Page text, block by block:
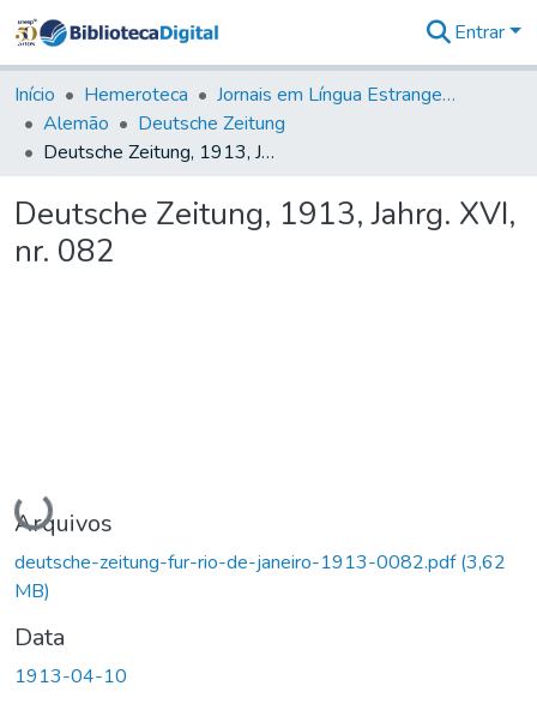
&
Coleções
Tudo na
Biblioteca
Estatísticas
Entrar
Início Hemeroteca
Jornais em Língua Estrangeira
Alemão
Deutsche Zeitung
Deutsche Zeitung, 1913, Jahrg. XVI, nr. 082
Deutsche Zeitung, 1913, Jahrg. XVI,
nr. 082
Carregando...
Arquivos
deutsche-zeitung-fur-rio-de-janeiro-1913-0082.pdf(3,62
MB)
Data
1913-04-10